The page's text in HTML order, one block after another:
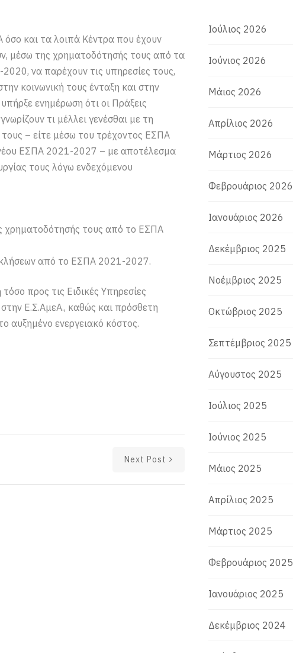
και τα λοιπά Κέντρα που έχουν
μέσω της χρηματοδότησής τους από τα
να παρέχουν τις υπηρεσίες τους,
κοινωνική τους ένταξη και στην
ενημέρωση ότι οι Πράξεις
τι μέλλει γενέσθαι με τη
– είτε μέσω του τρέχοντος ΕΣΠΑ
ΕΣΠΑ 2021-2027 – με αποτέλεσμα
τους λόγω ενδεχόμενου
χρηματοδότησής τους από το ΕΣΠΑ
από το ΕΣΠΑ 2021-2027.
προς τις Ειδικές Υπηρεσίες
στην Ε.Σ.ΑμεΑ., καθώς και πρόσθετη
αυξημένο ενεργειακό κόστος.
Next Post
Ιούλιος 2026
Ιούνιος 2026
Μάιος 2026
Απρίλιος 2026
Μάρτιος 2026
Φεβρουάριος 2026
Ιανουάριος 2026
Δεκέμβριος 2025
Νοέμβριος 2025
Οκτώβριος 2025
Σεπτέμβριος 2025
Αύγουστος 2025
Ιούλιος 2025
Ιούνιος 2025
Μάιος 2025
Απρίλιος 2025
Μάρτιος 2025
Φεβρουάριος 2025
Ιανουάριος 2025
Δεκέμβριος 2024